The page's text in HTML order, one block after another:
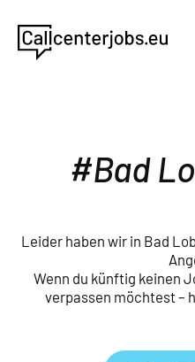
Bad
Leider haben wir in Bad
Wenn du künftig keinen
verpassen möchtest –